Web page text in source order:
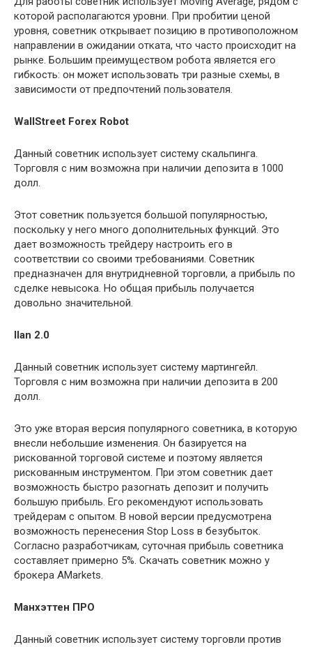
которой располагаются уровни. При пробитии ценой
уровня, советник открывает позицию в противоположном
направлении в ожидании отката, что часто происходит на
рынке. Большим преимуществом робота является его
гибкость: он может использовать три разные схемы, в
зависимости от предпочтений пользователя.
WallStreet Forex Robot
Данный советник использует систему скальпинга.
Торговля с ним возможна при наличии депозита в 1000
долл.
Этот советник пользуется большой популярностью,
поскольку у него много дополнительных функций. Это
дает возможность трейдеру настроить его в
соответствии со своими требованиями. Советник
предназначен для внутридневной торговли, а прибыль по
сделке невысока. Но общая прибыль получается
довольно значительной.
Ilan 2.0
Данный советник использует систему мартингейл.
Торговля с ним возможна при наличии депозита в 200
долл.
Это уже вторая версия популярного советника, в которую
внесли небольшие изменения. Он базируется на
рискованной торговой системе и поэтому является
рискованным инструментом. При этом советник дает
возможность быстро разогнать депозит и получить
большую прибыль. Его рекомендуют использовать
трейдерам с опытом. В новой версии предусмотрена
возможность перенесения Stop Loss в безубыток.
Согласно разработчикам, суточная прибыль советника
составляет примерно 5%. Скачать советник можно у
брокера AMarkets.
Манхэттен ПРО
Данный советник использует систему торговли против